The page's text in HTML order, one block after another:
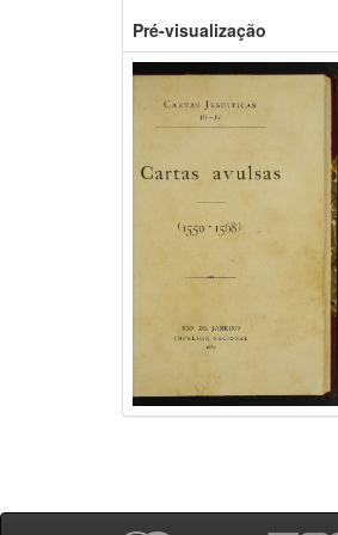
Pré-visualização